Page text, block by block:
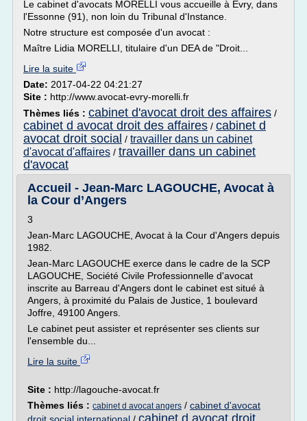
Le cabinet d'avocats MORELLI vous accueille à Évry, dans
l'Essonne (91), non loin du Tribunal d'Instance.
Notre structure est composée d'un avocat :
Maître Lidia MORELLI, titulaire d'un DEA de "Droit...
Lire la suite
Date: 2017-04-22 04:21:27
Site : http://www.avocat-evry-morelli.fr
Thèmes liés : cabinet d'avocat droit des affaires /
cabinet d avocat droit des affaires / cabinet d
avocat droit social / travailler dans un cabinet
d'avocat d'affaires / travailler dans un cabinet
d'avocat
Accueil - Jean-Marc LAGOUCHE, Avocat à
la Cour d’Angers
3
Jean-Marc LAGOUCHE, Avocat à la Cour d'Angers depuis
1982.
Jean-Marc LAGOUCHE exerce dans le cadre de la SCP
LAGOUCHE, Société Civile Professionnelle d'avocat
inscrite au Barreau d'Angers dont le cabinet est situé à
Angers, à proximité du Palais de Justice, 1 boulevard
Joffre, 49100 Angers.
Le cabinet peut assister et représenter ses clients sur
l'ensemble du...
Lire la suite
Site : http://lagouche-avocat.fr
Thèmes liés : cabinet d avocat angers / cabinet d'avocat
cabinet d avocat droit